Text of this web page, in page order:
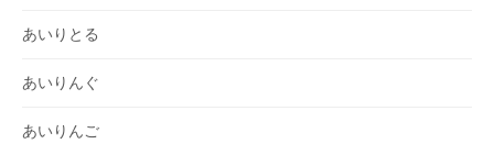
あいりとる
あいりんぐ
あいりんご